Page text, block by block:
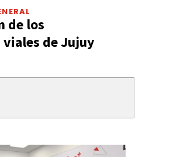
de los
de Jujuy